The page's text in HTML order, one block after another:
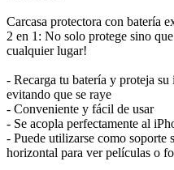
Carcasa protectora con batería
2 en 1: No solo protege sino
cualquier lugar!
- Recarga tu batería y proteja
evitando que se raye
- Conveniente y fácil de usar
- Se acopla perfectamente al
- Puede utilizarse como soporte
horizontal para ver películas o